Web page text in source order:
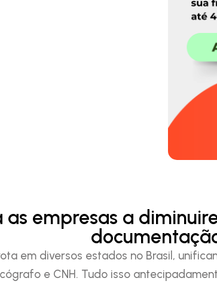
as empresas a
em diversos estados no Brasil,
e CNH. Tudo isso